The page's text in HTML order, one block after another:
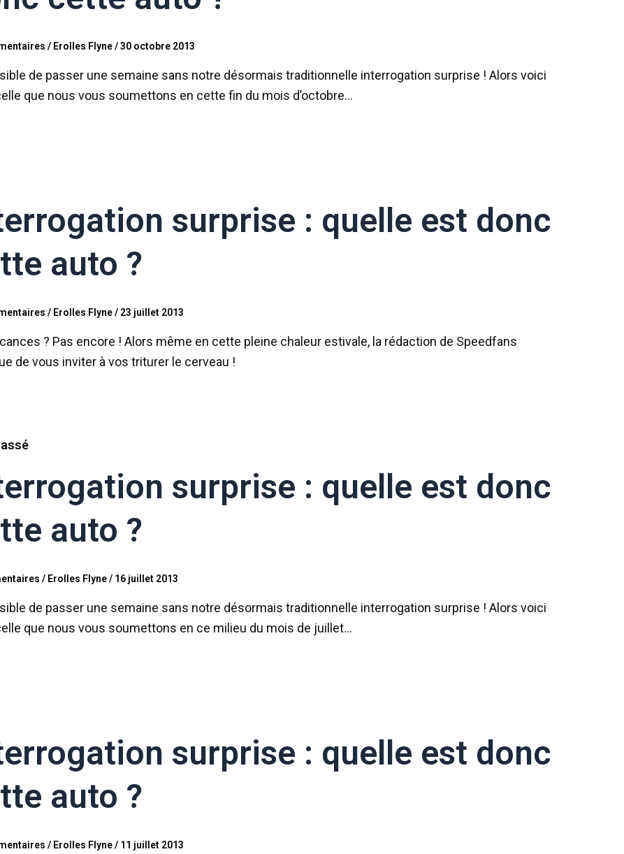
/ Erolles Flyne/30 octobre 2013
de passer une semaine sans notre désormais traditionnelle interrogation surprise ! Alors voici
que nous vous soumettons en cette fin du mois d’octobre…
surprise : quelle est donc
auto ?
/ Erolles Flyne/ 23 juillet 2013
? Pas encore ! Alors même en cette pleine chaleur estivale, la rédaction de Speedfans
de vous inviter à vos triturer le cerveau !
surprise : quelle est donc
auto ?
/ Erolles Flyne/ 16 juillet 2013
de passer une semaine sans notre désormais traditionnelle interrogation surprise ! Alors voici
que nous vous soumettons en ce milieu du mois de juillet…
surprise : quelle est donc
auto ?
/ Erolles Flyne/ 11 juillet 2013